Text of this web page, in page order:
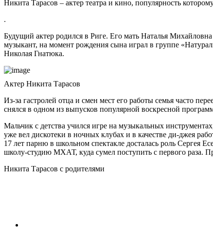
Никита Тарасов – актер театра и кино, популярность
.
Будущий актер родился в Риге. Его мать Наталья
музыкант, на момент рождения сына играл в группе
Николая Гнатюка.
Актер Никита Тарасов
Из-за гастролей отца и смен мест его работы семья часто
снялся в одном из выпусков популярной воскресной
Мальчик с детства учился игре на музыкальных
уже вел дискотеки в ночных клубах и в качестве ди-джея
17 лет парню в школьном спектакле досталась роль Сергея
школу-студию МХАТ, куда сумел поступить с первого раза.
Никита Тарасов с родителями